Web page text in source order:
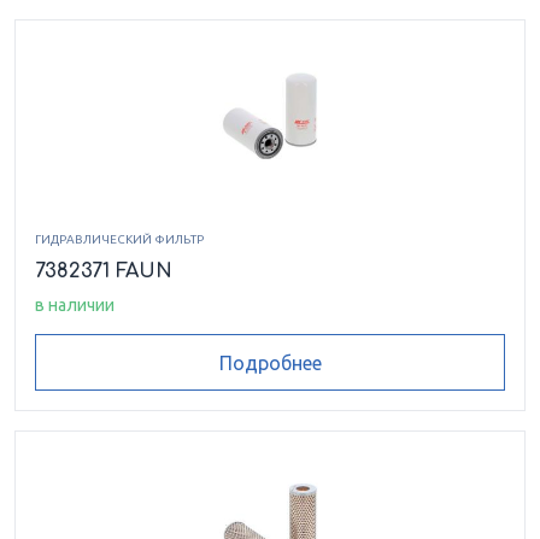
ГИДРАВЛИЧЕСКИЙ ФИЛЬТР
7382371 FAUN
в наличии
Подробнее